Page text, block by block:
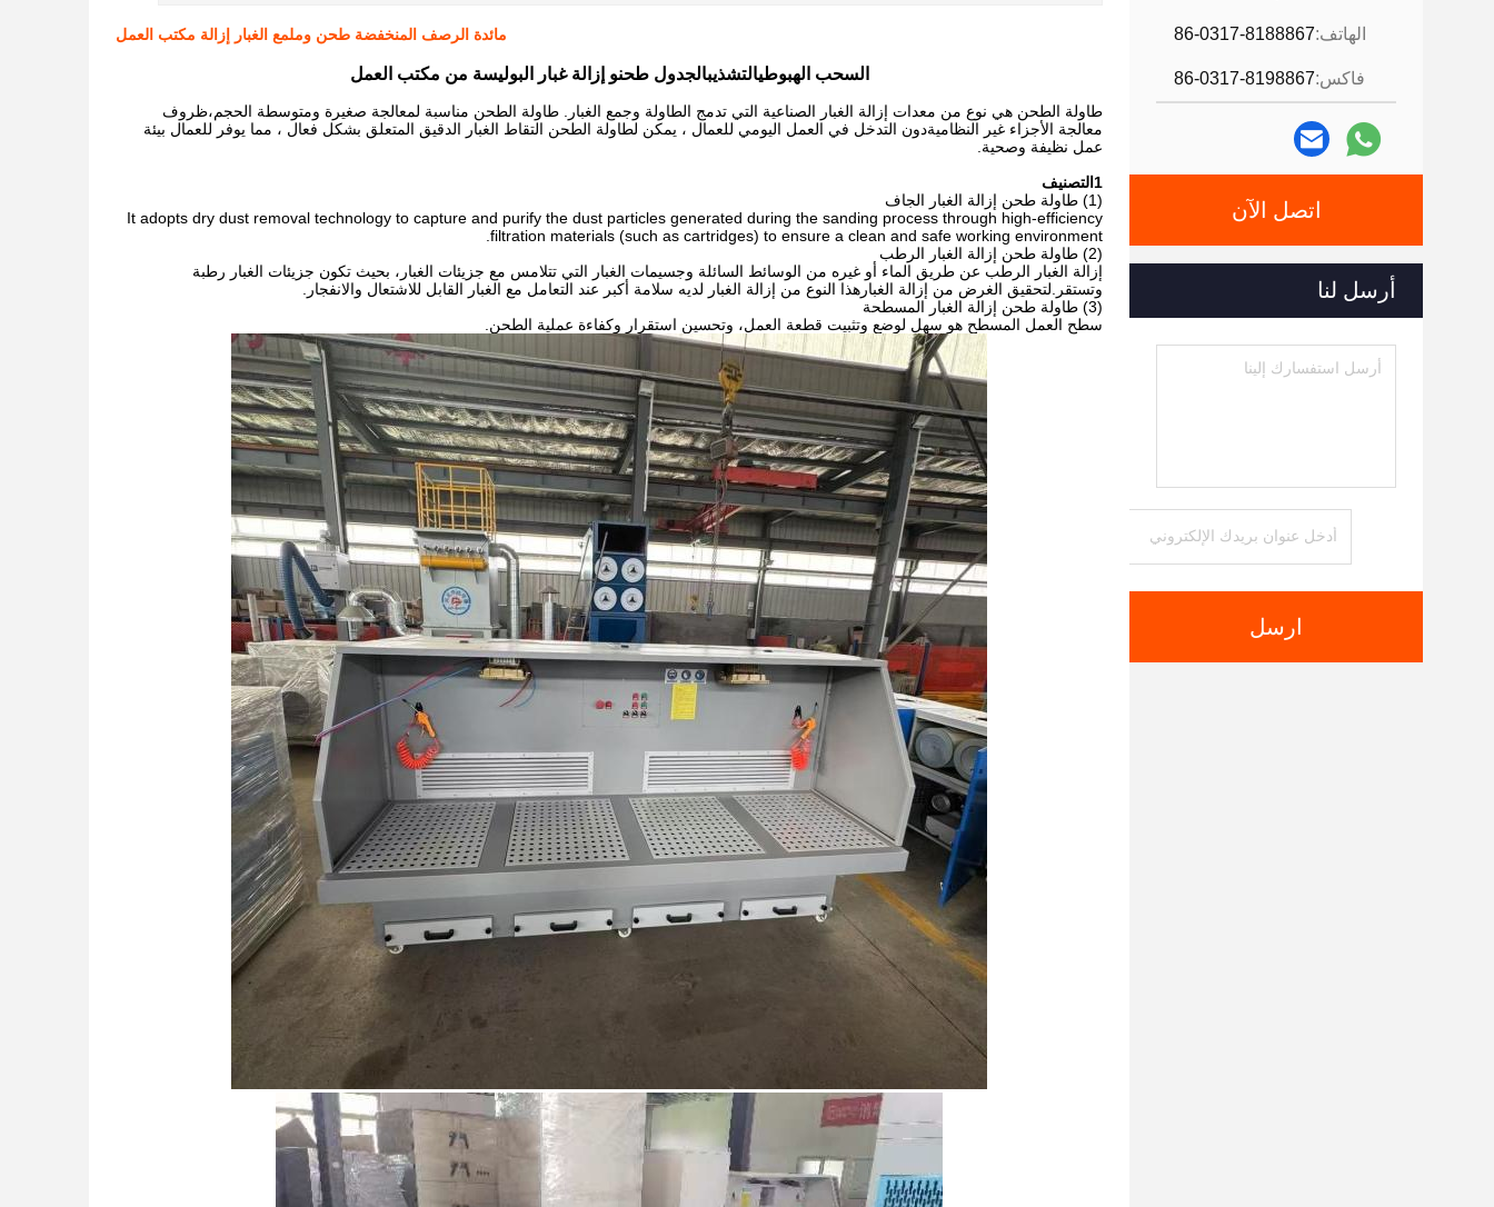
الهاتف:86-0317-8188867
فاكس:86-0317-8198867
اتصل الآن
أرسل لنا
ارسل
مائدة الرصف المنخفضة طحن وملمع الغبار إزالة مكتب العمل
السحب الهبوطيالتشذيبالجدول طحنو إزالة غبار البوليسة من مكتب العمل
طاولة الطحن هي نوع من معدات إزالة الغبار الصناعية التي تدمج الطاولة وجمع الغبار. طاولة الطحن مناسبة لمعالجة صغيرة ومتوسطة الحجم،ظروف
معالجة الأجزاء غير النظاميةدون التدخل في العمل اليومي للعمال ، يمكن لطاولة الطحن التقاط الغبار الدقيق المتعلق بشكل فعال ، مما يوفر للعمال بيئة
عمل نظيفة وصحية.
1التصنيف
(1) طاولة طحن إزالة الغبار الجاف
It adopts dry dust removal technology to capture and purify the dust particles generated during the sanding process through high-efficiency
filtration materials (such as cartridges) to ensure a clean and safe working environment.
(2) طاولة طحن إزالة الغبار الرطب
إزالة الغبار الرطب عن طريق الماء أو غيره من الوسائط السائلة وجسيمات الغبار التي تتلامس مع جزيئات الغبار، بحيث تكون جزيئات الغبار رطبة
وتستقر.لتحقيق الغرض من إزالة الغبارهذا النوع من إزالة الغبار لديه سلامة أكبر عند التعامل مع الغبار القابل للاشتعال والانفجار.
(3) طاولة طحن إزالة الغبار المسطحة
سطح العمل المسطح هو سهل لوضع وتثبيت قطعة العمل، وتحسين استقرار وكفاءة عملية الطحن.